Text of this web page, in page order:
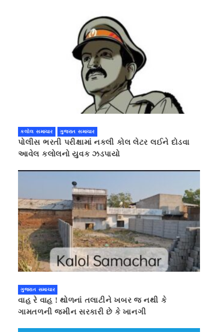
કલોલ સમાચાર ગુજરાત સમાચાર
પોલીસ ભરતી પરીક્ષામાં નકલી કોલ લેટર લઈને દોડવા
આવેલ કલોલનો યુવક ઝડપાયો
ગુજરાત સમાચાર
વાહ રે વાહ ! થોળનાં તલાટીને ખબર જ નથી કે
ગામતળની જમીન સરકારી છે કે ખાનગી